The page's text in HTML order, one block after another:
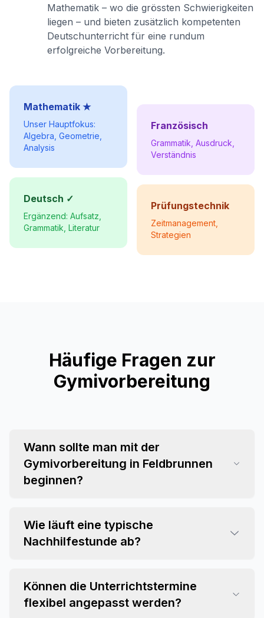
Mathematik – wo die grössten Schwierigkeiten
liegen – und bieten zusätzlich kompetenten
Deutschunterricht für eine rundum
erfolgreiche Vorbereitung.
Mathematik ★
Unser Hauptfokus:
Algebra, Geometrie,
Analysis
Deutsch ✓
Ergänzend: Aufsatz,
Grammatik, Literatur
Französisch
Grammatik, Ausdruck,
Verständnis
Prüfungstechnik
Zeitmanagement,
Strategien
Häufige Fragen zur
Gymivorbereitung
Wann sollte man mit der
Gymivorbereitung in Feldbrunnen
beginnen?
Wie läuft eine typische
Nachhilfestunde ab?
Können die Unterrichtstermine
flexibel angepasst werden?